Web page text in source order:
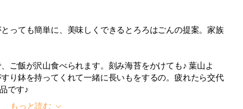
っても簡単に、美味しくできるとろろはごんの提案。家族
ご飯が沢山食べられます。刻み海苔をかけても♪ 葉山よ
り鉢を持ってくれて一緒に長いもをするの。疲れたら交代
です♪
もっと読む